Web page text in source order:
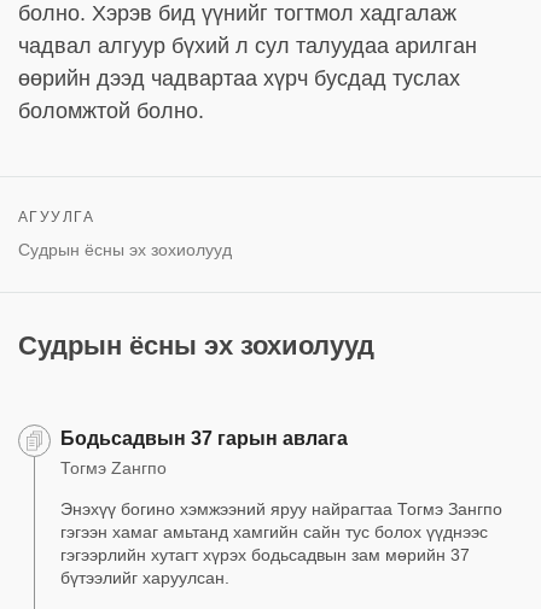
болно. Хэрэв бид үүнийг тогтмол хадгалаж
чадвал алгуур бүхий л сул талуудаа арилган
өөрийн дээд чадвартаа хүрч бусдад туслах
боломжтой болно.
АГУУЛГА
Судрын ёсны эх зохиолууд
Судрын ёсны эх зохиолууд
Бодьсадвын 37 гарын авлага
Тогмэ Zангпо
Энэхүү богино хэмжээний яруу найрагтаа Тогмэ Зангпо
гэгээн хамаг амьтанд хамгийн сайн тус болох үүднээс
гэгээрлийн хутагт хүрэх бодьсадвын зам мөрийн 37
бүтээлийг харуулсан.